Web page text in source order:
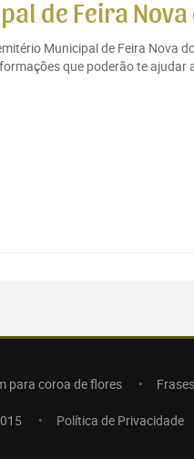
de Feira Nova
Municipal de Feira Nova
que poderão te
para coroa de flores
Política de Privacidade